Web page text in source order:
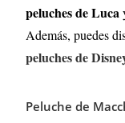
peluches de Luca
Además, puedes
peluches de
Peluche de